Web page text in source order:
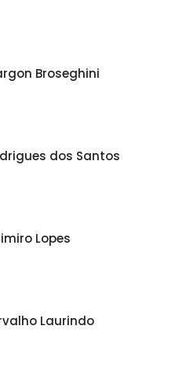
Broseghini
dos Santos
Lopes
Laurindo